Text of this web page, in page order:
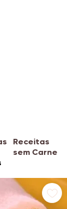
Receitas
sem Carne